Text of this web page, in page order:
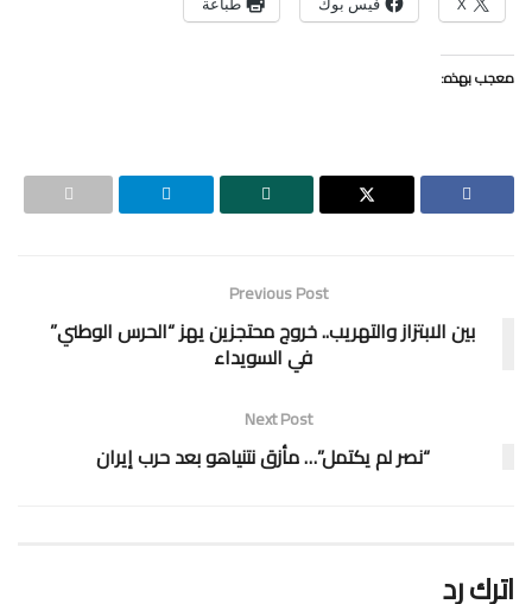
معجب بهذه:
Previous Post
بين الابتزاز والتهريب.. خروج محتجزين يهز “الحرس الوطني”
في السويداء
Next Post
“نصر لم يكتمل”… مأزق نتنياهو بعد حرب إيران
اترك رد